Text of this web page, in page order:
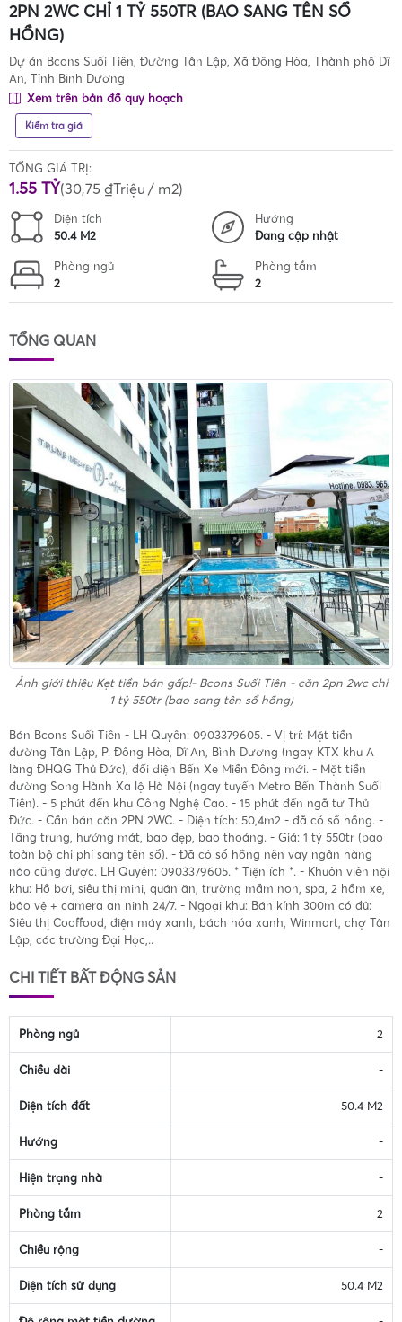
2PN 2WC CHỈ 1 TỶ 550TR (BAO SANG TÊN SỔ
HỒNG)
Dự án Bcons Suối Tiên, Đường Tân Lập, Xã Đông Hòa, Thành phố Dĩ
An, Tỉnh Bình Dương
Xem trên bản đồ quy hoạch
Kiểm tra giá
TỔNG GIÁ TRỊ:
1.55 TỶ(30,75 ₫Triệu / m2)
Diện tích
50.4 M2
Hướng
Đang cập nhật
Phòng ngủ
2
Phòng tắm
2
TỔNG QUAN
Ảnh giới thiệu Kẹt tiền bán gấp!- Bcons Suối Tiên - căn 2pn 2wc chỉ
1 tỷ 550tr (bao sang tên sổ hồng)
Bán Bcons Suối Tiên - LH Quyên: 0903379605. - Vị trí: Mặt tiền
đường Tân Lập, P. Đông Hòa, Dĩ An, Bình Dương (ngay KTX khu A
làng ĐHQG Thủ Đức), đối diện Bến Xe Miền Đông mới. - Mặt tiền
đường Song Hành Xa lộ Hà Nội (ngay tuyến Metro Bến Thành Suối
Tiên). - 5 phút đến khu Công Nghệ Cao. - 15 phút đến ngã tư Thủ
Đức. - Cần bán căn 2PN 2WC. - Diện tích: 50,4m2 - đã có sổ hồng. -
Tầng trung, hướng mát, bao đẹp, bao thoáng. - Giá: 1 tỷ 550tr (bao
toàn bộ chi phí sang tên sổ). - Đã có sổ hồng nên vay ngân hàng
nào cũng được. LH Quyên: 0903379605. * Tiện ích *. - Khuôn viên nội
khu: Hồ bơi, siêu thị mini, quán ăn, trường mầm non, spa, 2 hầm xe,
bảo vệ + camera an ninh 24/7. - Ngoại khu: Bán kính 300m có đủ:
Siêu thị Cooffood, điện máy xanh, bách hóa xanh, Winmart, chợ Tân
Lập, các trường Đại Học,..
CHI TIẾT BẤT ĐỘNG SẢN
Phòng ngủ 2
Chiều dài -
Diện tích đất 50.4 M2
Hướng -
Hiện trạng nhà -
Phòng tắm 2
Chiều rộng -
Diện tích sử dụng 50.4 M2